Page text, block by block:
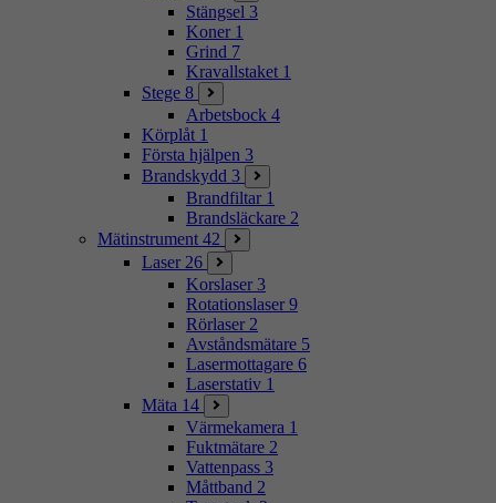
Stängsel 3
Koner 1
Grind 7
Kravallstaket 1
Stege 8
Arbetsbock 4
Körplåt 1
Första hjälpen 3
Brandskydd 3
Brandfiltar 1
Brandsläckare 2
Mätinstrument 42
Laser 26
Korslaser 3
Rotationslaser 9
Rörlaser 2
Avståndsmätare 5
Lasermottagare 6
Laserstativ 1
Mäta 14
Värmekamera 1
Fuktmätare 2
Vattenpass 3
Måttband 2